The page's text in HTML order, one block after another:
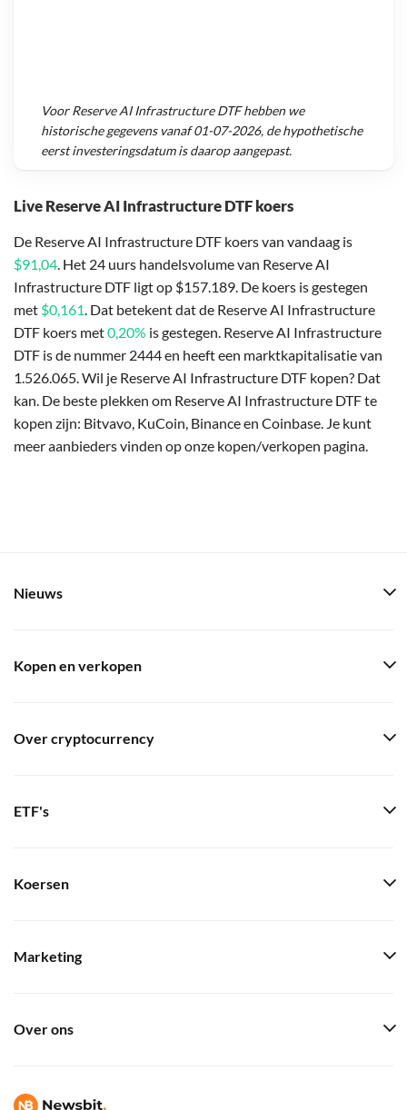
Live Reserve AI Infrastructure DTF koers
De Reserve AI Infrastructure DTF koers van vandaag is
$91,04. Het 24 uurs handelsvolume van Reserve AI
Infrastructure DTF ligt op $157.189. De koers is gestegen
met $0,161. Dat betekent dat de Reserve AI Infrastructure
DTF koers met0,20% is gestegen. Reserve AI Infrastructure
DTF is de nummer 2444 en heeft een marktkapitalisatie van
1.526.065. Wil je Reserve AI Infrastructure DTF kopen? Dat
kan. De beste plekken om Reserve AI Infrastructure DTF te
kopen zijn: Bitvavo, KuCoin, Binance en Coinbase. Je kunt
meer aanbieders vinden op onze kopen/verkopen pagina.
VoorReserve AI Infrastructure DTFhebben we
historische gegevens vanaf01-07-2026, de hypothetische
eerst investeringsdatum is daarop aangepast.
Nieuws
Kopen en verkopen
Over cryptocurrency
ETF's
Koersen
Marketing
Over ons